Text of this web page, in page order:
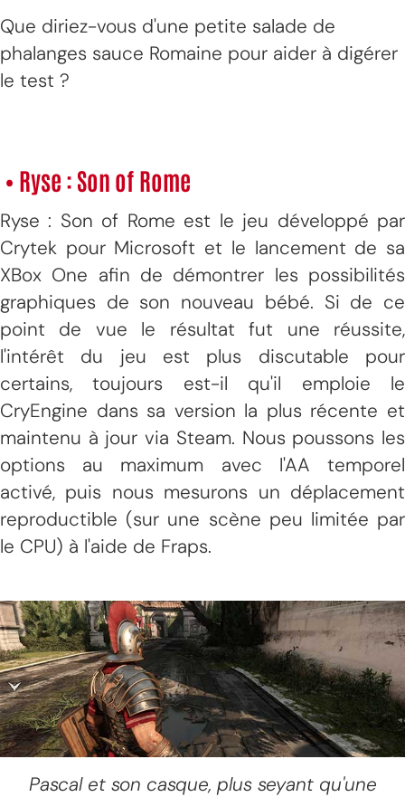
Que diriez-vous d'une petite salade de
phalanges sauce Romaine pour aider à digérer
le test ?
• Ryse : Son of Rome
Ryse : Son of Rome est le jeu développé par
Crytek pour Microsoft et le lancement de sa
XBox One afin de démontrer les possibilités
graphiques de son nouveau bébé. Si de ce
point de vue le résultat fut une réussite,
l'intérêt du jeu est plus discutable pour
certains, toujours est-il qu'il emploie le
CryEngine dans sa version la plus récente et
maintenu à jour via Steam. Nous poussons les
options au maximum avec l'AA temporel
activé, puis nous mesurons un déplacement
reproductible (sur une scène peu limitée par
le CPU) à l'aide de Fraps.
Pascal et son casque, plus seyant qu'une